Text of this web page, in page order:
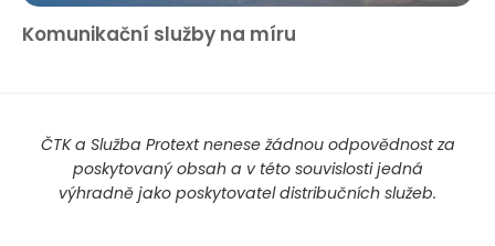
Komunikační služby na míru
ČTK a Služba Protext nenese žádnou odpovědnost za
poskytovaný obsah a v této souvislosti jedná
výhradně jako poskytovatel distribučních služeb.